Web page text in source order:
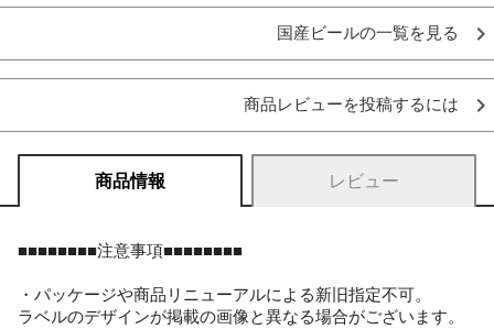
国産ビールの一覧を見る
商品レビューを投稿するには
商品情報 レビュー
■■■■■■■■注意事項■■■■■■■■
・パッケージや商品リニューアルによる新旧指定不可。
ラベルのデザインが掲載の画像と異なる場合がございます。